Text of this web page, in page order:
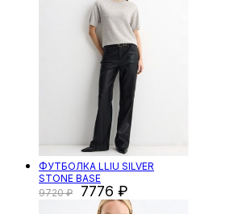
ФУТБОЛКА LLIU SILVER
STONE BASE
9720
7776